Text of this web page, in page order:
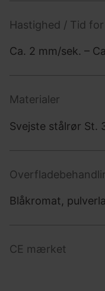
Hastighed / Tid
Ca. 2 mm/sek. –
Materialer
Svejste stålrør St.
Blåkromat,
CE mærket